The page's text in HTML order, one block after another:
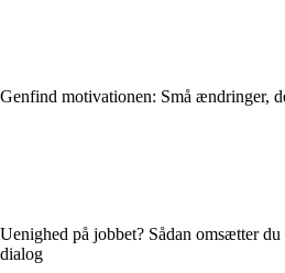
Genfind motivationen: Små ændringer,
Uenighed på jobbet? Sådan omsætter
dialog